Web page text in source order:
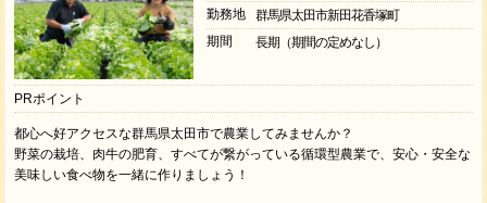
勤務地
群馬県太田市新田花香塚町
期間
長期（期間の定めなし）
PRポイント
都心へ好アクセスな群馬県太田市で農業してみませんか？
野菜の栽培、肉牛の肥育、すべてが繋がっている循環型農業で、安心・安全な
美味しい食べ物を一緒に作りましょう！